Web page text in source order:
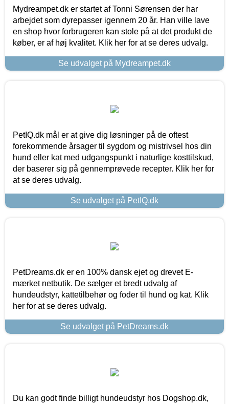
Mydreampet.dk er startet af Tonni Sørensen der har
arbejdet som dyrepasser igennem 20 år. Han ville lave
en shop hvor forbrugeren kan stole på at det produkt de
køber, er af høj kvalitet. Klik her for at se deres udvalg.
Se udvalget på Mydreampet.dk
PetIQ.dk mål er at give dig løsninger på de oftest
forekommende årsager til sygdom og mistrivsel hos din
hund eller kat med udgangspunkt i naturlige kosttilskud,
der baserer sig på gennemprøvede recepter. Klik her for
at se deres udvalg.
Se udvalget på PetIQ.dk
PetDreams.dk er en 100% dansk ejet og drevet E-
mærket netbutik. De sælger et bredt udvalg af
hundeudstyr, kattetilbehør og foder til hund og kat. Klik
her for at se deres udvalg.
Se udvalget på PetDreams.dk
Du kan godt finde billigt hundeudstyr hos Dogshop.dk,